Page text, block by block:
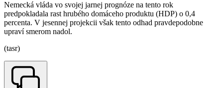
Nemecká vláda vo svojej jarnej prognóze na tento rok
predpokladala rast hrubého domáceho produktu (HDP) o 0,4
percenta. V jesennej projekcii však tento odhad pravdepodobne
upraví smerom nadol.
(tasr)